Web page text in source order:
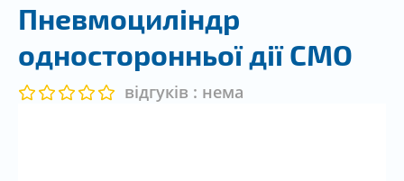
Пневмоциліндр
односторонньої дії СМО
відгуків : нема